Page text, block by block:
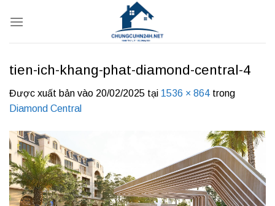
qua
tien-ich-khang-phat-diamond-central-4
Được xuất bản vào 20/02/2025 tại 1536 × 864 trong
Diamond Central